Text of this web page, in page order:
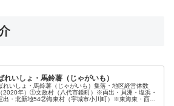
れいしょ・馬鈴薯（じゃがいも）
れいしょ・馬鈴薯（じゃがいも）集落・地区経営体数
（2020年）①文政村（八代市鏡町）※両出・貝洲・塩浜・
出・北新地54②海東村（宇城市小川町）※東海東・西海